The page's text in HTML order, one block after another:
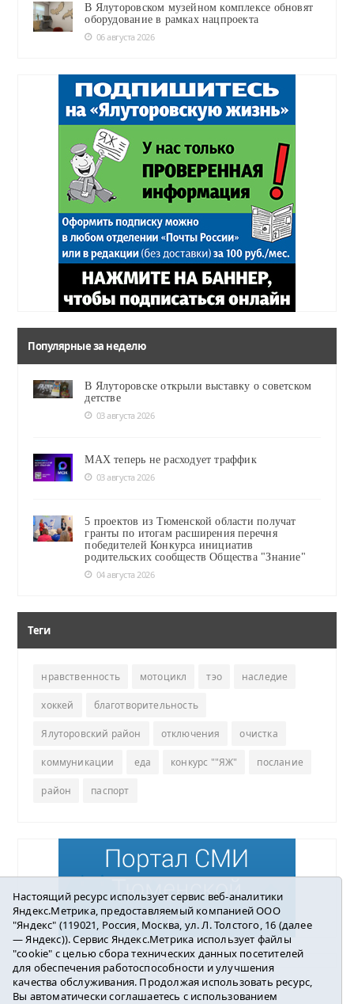
В Ялуторовском музейном комплексе обновят
оборудование в рамках нацпроекта
06 августа 2026
Популярные за неделю
В Ялуторовске открыли выставку о советском
детстве
03 августа 2026
MAX теперь не расходует траффик
03 августа 2026
5 проектов из Тюменской области получат
гранты по итогам расширения перечня
победителей Конкурса инициатив
родительских сообществ Общества "Знание"
04 августа 2026
Теги
нравственность мотоцикл тэо наследие
хоккей благотворительность
Ялуторовский район отключения очистка
коммуникации еда конкурс ""ЯЖ" послание
район паспорт
Погода в Ялуторовске
Настоящий ресурс использует сервис веб-аналитики
Яндекс.Метрика, предоставляемый компанией ООО
"Яндекс" (119021, Россия, Москва, ул. Л. Толстого, 16 (далее
— Яндекс)). Сервис Яндекс.Метрика использует файлы
"cookie" с целью сбора технических данных посетителей
для обеспечения работоспособности и улучшения
качества обслуживания. Продолжая использовать ресурс,
Вы автоматически соглашаетесь с использованием